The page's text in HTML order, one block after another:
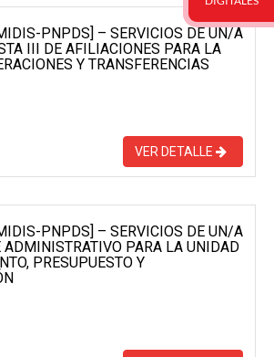
PNPDS] – SERVICIOS DE UN/A
III DE AFILIACIONES PARA LA
Y TRANSFERENCIAS
VER DETALLE
PNPDS] – SERVICIOS DE UN/A
PARA LA UNIDAD
PRESUPUESTO Y